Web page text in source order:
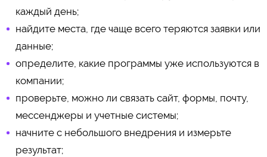
каждый день;
найдите места, где чаще всего теряются заявки или
данные;
определите, какие программы уже используются в
компании;
проверьте, можно ли связать сайт, формы, почту,
мессенджеры и учетные системы;
начните с небольшого внедрения и измерьте
результат;